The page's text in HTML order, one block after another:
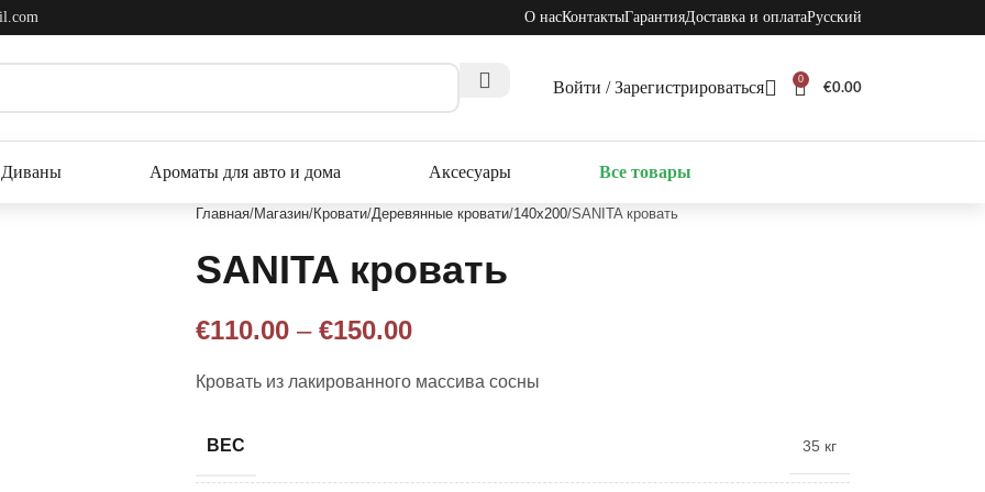
О насКонтактыГарантияДоставка и оплатаРусский
Войти / Зарегистрироваться 0
€0.00
Диваны Ароматы для авто и дома Аксесуары Все товары
Главная Магазин Кровати Деревянные кровати 140x200 SANITA кровать
SANITA кровать
€110.00 – €150.00
Кровать из лакированного массива сосны
ВЕС 35 кг